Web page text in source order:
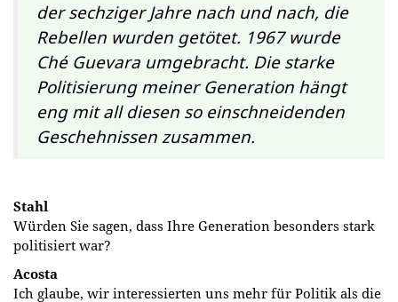
der sechziger Jahre nach und nach, die
Rebellen wurden getötet. 1967 wurde
Ché Guevara umgebracht. Die starke
Politisierung meiner Generation hängt
eng mit all diesen so einschneidenden
Geschehnissen zusammen.
Stahl
Würden Sie sagen, dass Ihre Generation besonders stark
politisiert war?
Acosta
Ich glaube, wir interessierten uns mehr für Politik als die